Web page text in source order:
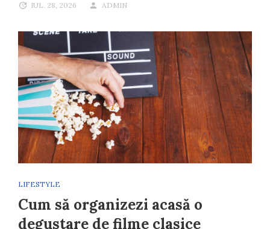
IUL. 28, 2026 ADMIN
LIFESTYLE
Cum să organizezi acasă o
degustare de filme clasice